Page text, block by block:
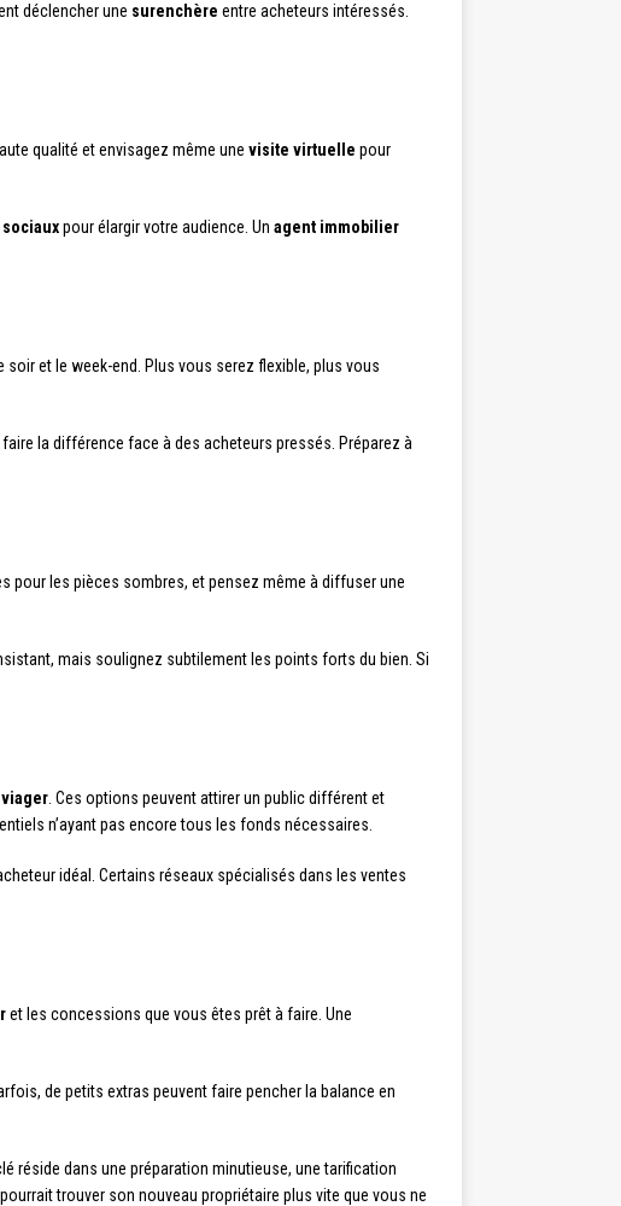
déclencher une surenchère entre acheteurs intéressés.
qualité et envisagez même une visite virtuelle pour
pour élargir votre audience. Un agent immobilier
et le week-end. Plus vous serez flexible, plus vous
la différence face à des acheteurs pressés. Préparez à
pour les pièces sombres, et pensez même à diffuser une
mais soulignez subtilement les points forts du bien. Si
viager . Ces options peuvent attirer un public différent et
n’ayant pas encore tous les fonds nécessaires.
idéal. Certains réseaux spécialisés dans les ventes
et les concessions que vous êtes prêt à faire. Une
de petits extras peuvent faire pencher la balance en
réside dans une préparation minutieuse, une tarification
trouver son nouveau propriétaire plus vite que vous ne